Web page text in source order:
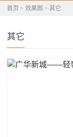
首页 > 效果图 > 其它
其它